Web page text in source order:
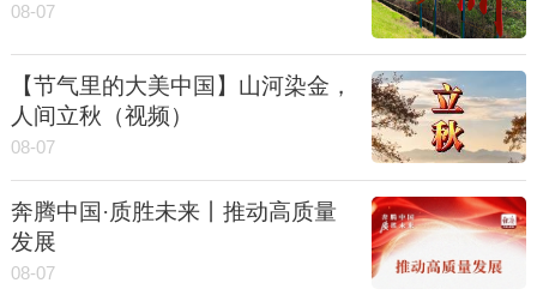
08-07
【节气里的大美中国】山河染金，
人间立秋（视频）
08-07
奔腾中国·质胜未来丨推动高质量
发展
08-07